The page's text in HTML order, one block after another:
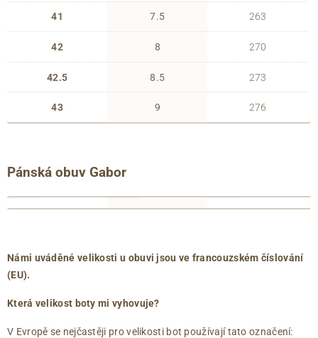
41
42
42.5
43
7.5
8
8.5
9
263
270
273
276
Pánská obuv Gabor
francouzské
40.5
42
42.5
anglické
8
délka
283
Námi uváděné velikosti u obuvi jsou ve francouzském číslování
(EU).
Která velikost boty mi vyhovuje?
V Evropě se nejčastěji pro velikosti bot používají tato označení: